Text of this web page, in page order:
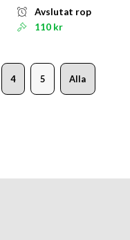
Avslutat rop
110 kr
4 5 Alla